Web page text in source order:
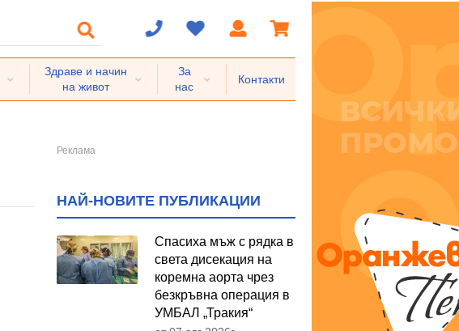
Здраве и начин
на живот
За
нас
Контакти
НАЙ-НОВИТЕ ПУБЛИКАЦИИ
Спасиха мъж с рядка в
света дисекация на
коремна аорта чрез
безкръвна операция в
УМБАЛ „Тракия“